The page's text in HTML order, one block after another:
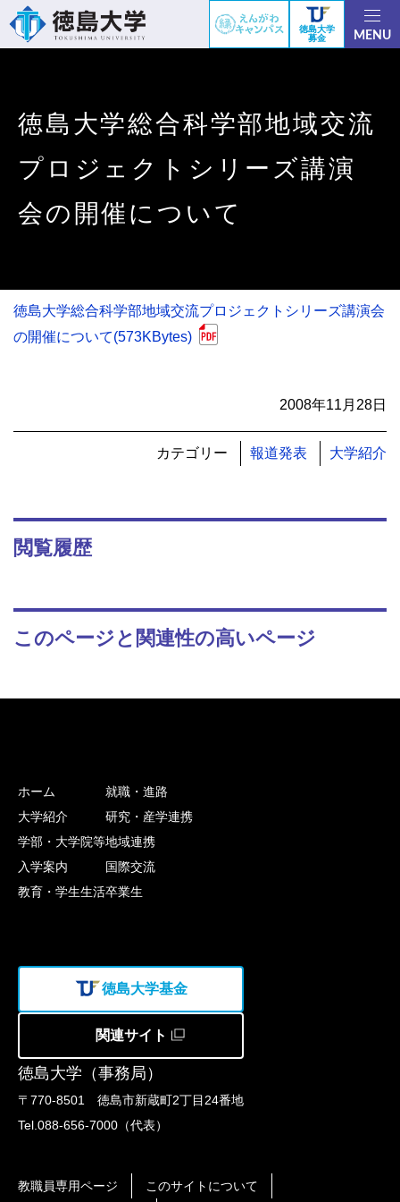
徳島大学
募金
MENU
徳島大学総合科学部地域交流
プロジェクトシリーズ講演
会の開催について
徳島大学総合科学部地域交流プロジェクトシリーズ講演会
の開催について(573KBytes)
2008年11月28日
カテゴリー 報道発表 大学紹介
閲覧履歴
このページと関連性の高いページ
徳島大学（事務局）
〒770-8501 徳島市新蔵町2丁目24番地
Tel.088-656-7000（代表）
ホーム
大学紹介
学部・大学院等
入学案内
教育・学生生活
就職・進路
研究・産学連携
地域連携
国際交流
卒業生
徳島大学基金
関連サイト
教職員専用ページ このサイトについて